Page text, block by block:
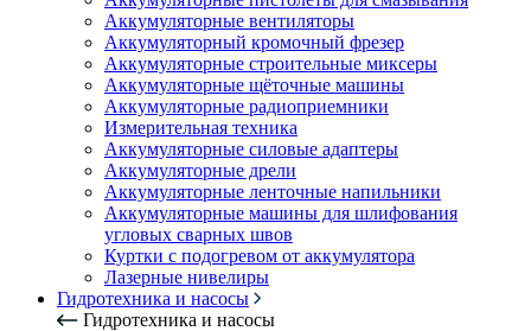
Аккумуляторные вентиляторы
Аккумуляторный кромочный фрезер
Аккумуляторные строительные миксеры
Аккумуляторные щёточные машины
Аккумуляторные радиоприемники
Измерительная техника
Аккумуляторные силовые адаптеры
Аккумуляторные дрели
Аккумуляторные ленточные напильники
Аккумуляторные машины для шлифования
угловых сварных швов
Куртки с подогревом от аккумулятора
Лазерные нивелиры
Гидротехника и насосы
Гидротехника и насосы